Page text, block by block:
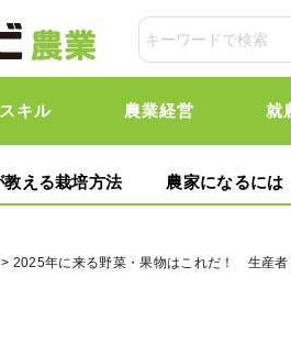
キル 農業経営 就
教える栽培方法 農家になるには
> 2025年に来る野菜・果物はこれだ！ 生産